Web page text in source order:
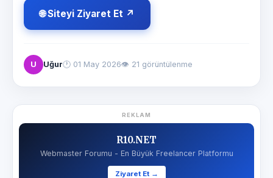
🌐 Siteyi Ziyaret Et ↗
U Uğur🕐 01 May 2026👁 21 görüntülenme
REKLAM
R10.NET
Webmaster Forumu - En Büyük Freelancer Platformu
Ziyaret Et →